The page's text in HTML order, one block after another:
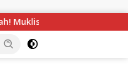
Jalur Mini, Tepian Ronge